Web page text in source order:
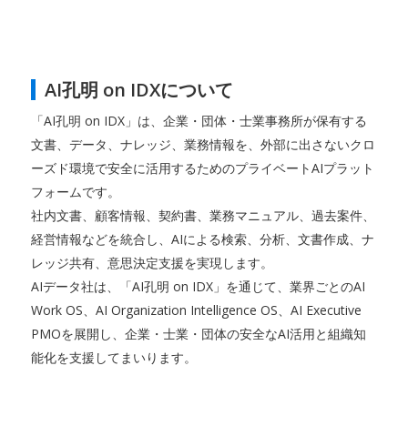
AI孔明 on IDXについて
「AI孔明 on IDX」は、企業・団体・士業事務所が保有する
文書、データ、ナレッジ、業務情報を、外部に出さないクロ
ーズド環境で安全に活用するためのプライベートAIプラット
フォームです。
社内文書、顧客情報、契約書、業務マニュアル、過去案件、
経営情報などを統合し、AIによる検索、分析、文書作成、ナ
レッジ共有、意思決定支援を実現します。
AIデータ社は、「AI孔明 on IDX」を通じて、業界ごとのAI
Work OS、AI Organization Intelligence OS、AI Executive
PMOを展開し、企業・士業・団体の安全なAI活用と組織知
能化を支援してまいります。